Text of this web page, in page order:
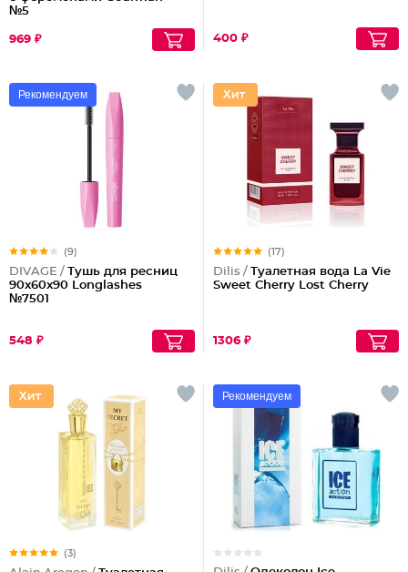
№5
969 ₽ 400 ₽
Рекомендуем
(9)
DIVAGE / Тушь для ресниц
90x60x90 Longlashes
№7501
548 ₽
(17)
Dilis / Туалетная вода La Vie
Sweet Cherry Lost Cherry
1306 ₽
(3)
Рекомендуем